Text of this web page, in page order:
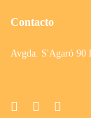
Contacto
Avgda. S'Agaró 90